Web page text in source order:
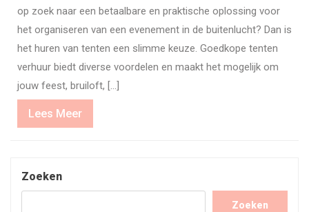
op zoek naar een betaalbare en praktische oplossing voor
het organiseren van een evenement in de buitenlucht? Dan is
het huren van tenten een slimme keuze. Goedkope tenten
verhuur biedt diverse voordelen en maakt het mogelijk om
jouw feest, bruiloft, […]
Lees MeerLees
Meer
Zoeken
Zoeken